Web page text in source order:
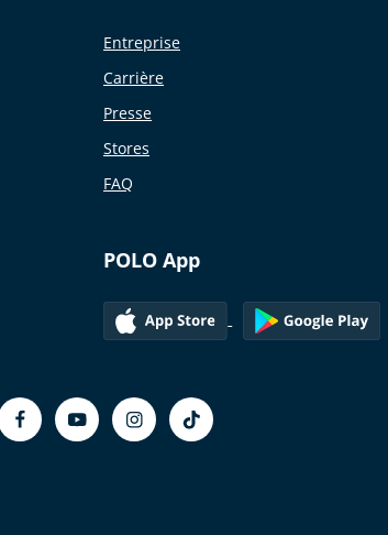
Entreprise
Carrière
Presse
Stores
FAQ
POLO App